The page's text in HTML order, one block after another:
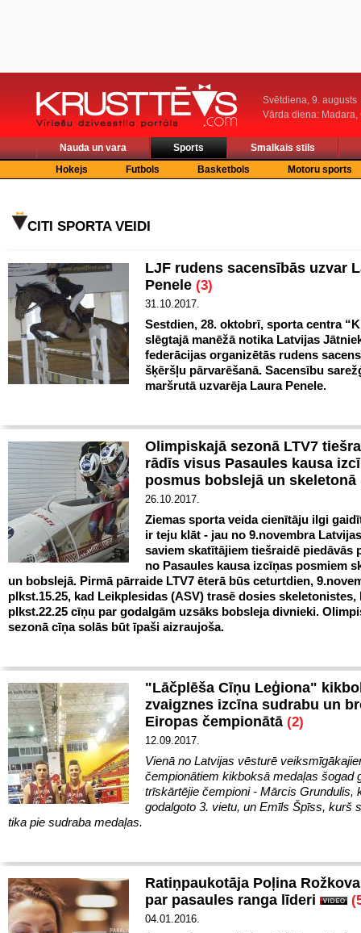
Svētdiena, 9. augusts
Vārda diena: Madara,
Nauda un vara Sports
Smalkais stils
Hokejs
Futbols Basketbols Motoru sports
CITI SPORTA VEIDI
LJF rudens sacensībās uzvar
Penele (3)
31.10.2017.
Sestdien, 28. oktobrī, sporta centra
slēgtajā manēžā notika Latvijas
federācijas organizētās rudens
šķēršļu pārvarēšanā. Sacensību
maršrutā uzvarēja Laura Penele.
Olimpiskajā sezonā LTV7
rādīs visus Pasaules kausa
posmus bobslejā un skeletonā
26.10.2017.
Ziemas sporta veida cienītāju ilgi
ir teju klāt - jau no 9.novembra
saviem skatītājiem tiešraidē piedāvās
no Pasaules kausa izcīņas posmiem
un bobslejā. Pirmā pārraide LTV7 ēterā būs ceturtdien,
plkst.15.25, kad Leikplesidas (ASV) trasē dosies skeletonistes,
plkst.22.25 cīņu par godalgām uzsāks bobsleja divnieki.
sezonā cīņa solās būt īpaši aizraujoša.
"Lāčplēša Cīņu Leģiona"
zvaigznes izcīna sudrabu un
Eiropas čempionātā (2)
12.09.2017.
Vienā no Latvijas vēsturē
čempionātiem kikboksā medaļas šogad
trīskārtējie čempioni - Mārcis Grundulis,
godalgoto 3. vietu, un Emīls Špīss, kurš
tika pie sudraba medaļas.
Ratiņpaukotāja Poļina
par pasaules ranga līderi
04.01.2016.